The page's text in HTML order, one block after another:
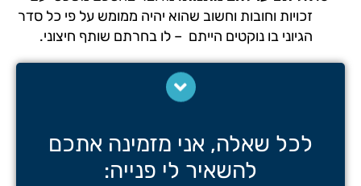
זכויות וחובות וחשוב שהוא יהיה ממומש על פי כל סדר
הגיוני בו נוקטים הייתם – לו בחרתם שותף חיצוני.
לכל שאלה, אני מזמינה אתכם
להשאיר לי פנייה: